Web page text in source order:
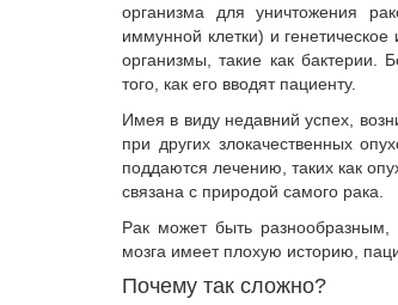
организма для уничтожения
иммунной клетки) и
организмы, такие как бактерии.
того, как его вводят пациенту.
Имея в виду недавний успех,
при других злокачественных
поддаются лечению, таких как
связана с природой самого рака.
Рак может быть разнообразным,
мозга имеет плохую историю,
Почему так сложно?